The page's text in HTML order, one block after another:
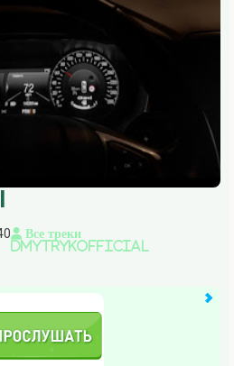
Все треки
Dmytrykofficial